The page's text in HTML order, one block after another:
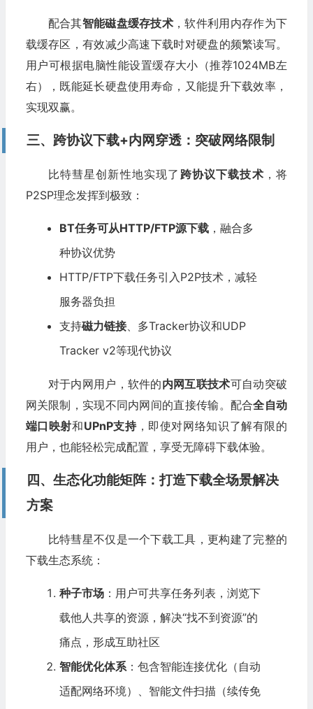
配合其智能磁盘缓存技术 ，软件利用内存作为下
载缓存区，有效减少高速下载时对硬盘的频繁读写。
用户可根据电脑性能设置缓存大小（推荐1024MB左
右），既能延长硬盘使用寿命，又能提升下载效率，
实现双赢。
三、跨协议下载+内网穿透：突破网络限制
比特彗星创新性地实现了 跨协议下载技术 ，将
P2SP理念发挥到极致：
BT任务可从HTTP/FTP源下载，融合多
种协议优势
HTTP/FTP下载任务引入P2P技术，减轻
服务器负担
支持磁力链接、多Tracker协议和UDP
Tracker v2等现代协议
对于内网用户，软件的内网互联技术可自动突破
网关限制，实现不同内网间的直接传输。配合全自动
端口映射和UPnP支持，即使对网络知识了解有限的
用户，也能轻松完成配置，享受无障碍下载体验。
四、生态化功能矩阵：打造下载全场景解决
方案
比特彗星不仅是一个下载工具，更构建了完整的
下载生态系统：
种子市场：用户可共享任务列表，浏览下
载他人共享的资源，解决“找不到资源”的
痛点，形成互助社区
智能优化体系：包含智能连接优化（自动
适配网络环境）、智能文件扫描（续传免